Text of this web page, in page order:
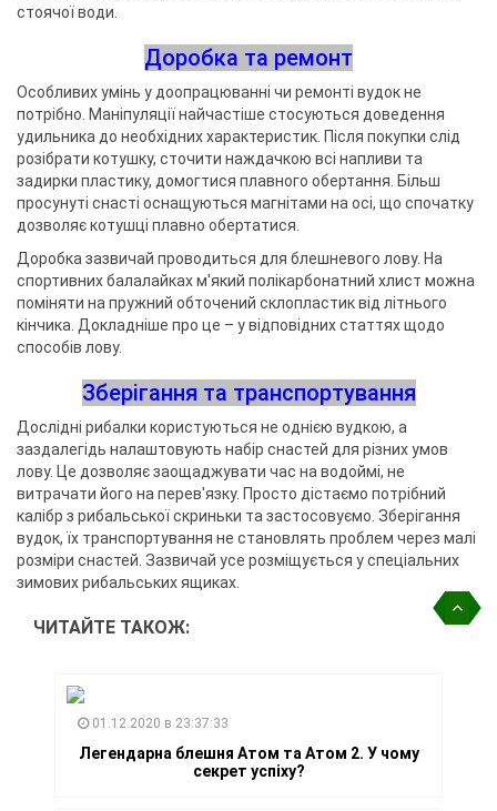
стоячої води.
Доробка та ремонт
Особливих умінь у доопрацюванні чи ремонті вудок не
потрібно. Маніпуляції найчастіше стосуються доведення
удильника до необхідних характеристик. Після покупки слід
розібрати котушку, сточити наждачкою всі напливи та
задирки пластику, домогтися плавного обертання. Більш
просунуті снасті оснащуються магнітами на осі, що спочатку
дозволяє котушці плавно обертатися.
Доробка зазвичай проводиться для блешневого лову. На
спортивних балалайках м'який полікарбонатний хлист можна
поміняти на пружний обточений склопластик від літнього
кінчика. Докладніше про це – у відповідних статтях щодо
способів лову.
Зберігання та транспортування
Дослідні рибалки користуються не однією вудкою, а
заздалегідь налаштовують набір снастей для різних умов
лову. Це дозволяє заощаджувати час на водоймі, не
витрачати його на перев'язку. Просто дістаємо потрібний
калібр з рибальської скриньки та застосовуємо. Зберігання
вудок, їх транспортування не становлять проблем через малі
розміри снастей. Зазвичай усе розміщується у спеціальних
зимових рибальських ящиках.
ЧИТАЙТЕ ТАКОЖ:
01.12.2020 в 23:37:33
Легендарна блешня Атом та Атом 2. У чому
секрет успіху?